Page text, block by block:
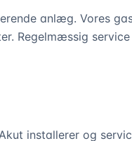
anlæg. Vores
Regelmæssig
installerer og